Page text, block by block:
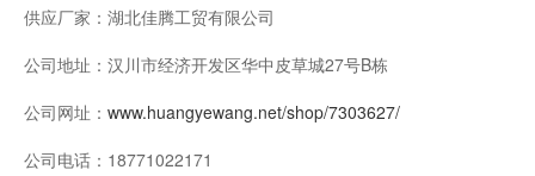
供应厂家： 湖北佳腾工贸有限公司
公司地址： 汉川市经济开发区华中皮草城27号B栋
公司网址： www.huangyewang.net/shop/7303627/
公司电话： 18771022171